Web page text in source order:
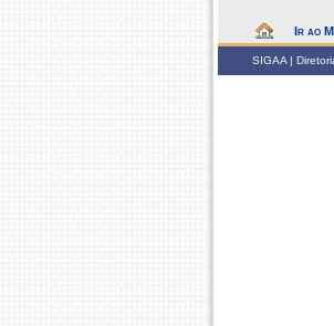
Ir ao
SIGAA |